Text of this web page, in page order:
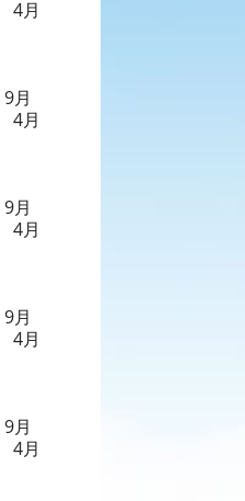
4月
9月
4月
9月
4月
9月
4月
9月
4月